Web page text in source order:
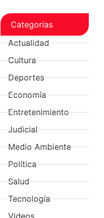
Categorías
Actualidad
Cultura
Deportes
Economía
Entretenimiento
Judicial
Medio Ambiente
Política
Salud
Tecnología